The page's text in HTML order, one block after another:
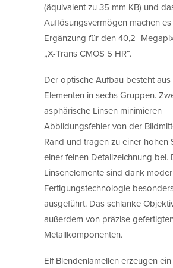
(äquivalent zu 35 mm KB) und
Auflösungsvermögen machen
Ergänzung für den 40,2-
„X-Trans CMOS 5 HR“.
Der optische Aufbau besteht aus
Elementen in sechs Gruppen.
asphärische Linsen minimieren
Abbildungsfehler von der
Rand und tragen zu einer hohen
einer feinen Detailzeichnung bei.
Linsenelemente sind dank
Fertigungstechnologie
ausgeführt. Das schlanke
außerdem von präzise gefertigten
Metallkomponenten.
Elf Blendenlamellen erzeugen